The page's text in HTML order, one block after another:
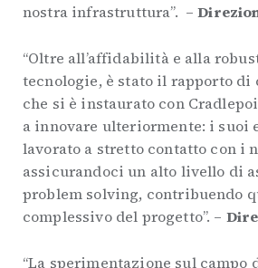
nostra infrastruttura”. –
“Oltre all’affidabilità e alla
tecnologie, è stato il rapporto di
che si è instaurato con
a innovare ulteriormente: i suoi
lavorato a stretto contatto con i
assicurandoci un alto livello di
problem solving, contribuendo
complessivo del progetto”. –
“La sperimentazione sul campo